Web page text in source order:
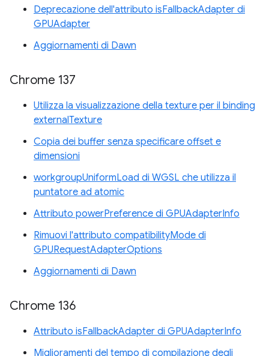
Deprecazione dell'attributo isFallbackAdapter di
GPUAdapter
Aggiornamenti di Dawn
Chrome 137
Utilizza la visualizzazione della texture per il binding
externalTexture
Copia dei buffer senza specificare offset e
dimensioni
workgroupUniformLoad di WGSL che utilizza il
puntatore ad atomic
Attributo powerPreference di GPUAdapterInfo
Rimuovi l'attributo compatibilityMode di
GPURequestAdapterOptions
Aggiornamenti di Dawn
Chrome 136
Attributo isFallbackAdapter di GPUAdapterInfo
Miglioramenti del tempo di compilazione degli